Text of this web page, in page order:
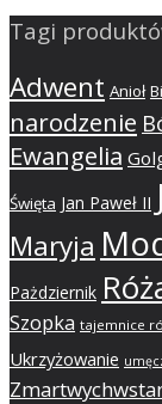
Tagi
Adwent Anioł
narodzenie
Ewangelia
Święta Jan Paweł II
Maryja
Pażdziernik
Szopka tajemnice
Ukrzyżowanie